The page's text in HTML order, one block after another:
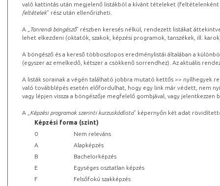
való kattintás után megjelenő listákból a kívánt tételeket (feltételenként
feltételek” rész után ellenőrizheti.
A „ Tanrendi böngésző” részben keresés nélkül, rendezett listákat
lehet elkezdeni (oktatók, szakok, képzési programok, tanszékek, ill.
A böngésző és a kereső többoszlopos eredménylistái általában a
(egyszer az emelkedő, kétszer a csökkenő sorrendhez). Az aktuális
A listák sorainak a végén található jobbra mutató kettős >> nyílhegyek
való továbblépés esetén előfordulhat, hogy egy link már védett, nem
vagy lépjen vissza a böngészője megfelelő gombjával, vagy
A „ Képzési programok szerinti kurzuskódlista” képernyőn két adat
Képzési forma (szint)
0
Nem releváns
A
Alapképzés
B
Bachelorképzés
E
Egységes osztatlan képzés
F
Felsőfokú szakképzés